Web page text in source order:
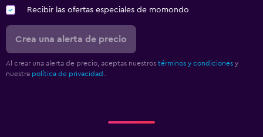
Recibir las ofertas especiales de momondo
Crea una alerta de precio
Al crear una alerta de precio, aceptas nuestros términos y condiciones y
nuestra política de privacidad..